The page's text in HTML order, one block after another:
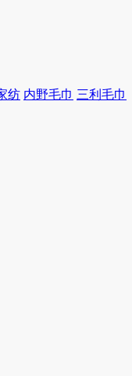
纺 内野毛巾 三利毛巾